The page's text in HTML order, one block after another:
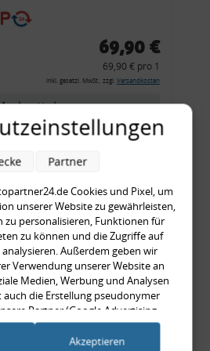
14
69,90 €
69,90 € pro 1
inkl. gesetzl. MwSt., zzgl. Versandkosten
Artikel
mit
rot, US-Ecken,
80 Cabrio, Typ 89,
Nr.: 8G0945225 +
999,99 €
999,99 € pro 1
Cookies und Pixel, um
unserer Website zu gewährleisten,
zu personalisieren, Funktionen für
zu können und die Zugriffe auf
Außerdem geben wir
Verwendung unserer Website an
Medien, Werbung und Analysen
auch die Erstellung pseudonymer
Partner (Google Advertising
Informationen möglicherweise mit
die Sie ihnen bereitgestellt haben
Partner
Akzeptieren